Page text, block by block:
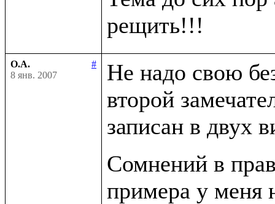
О.А.
#
8 янв. 2007
Не надо свою
второй
записан в двух
Сомнений в
примера у меня